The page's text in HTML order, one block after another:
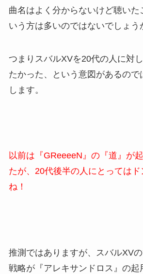
曲名はよく分からないけど聴い
いう方は多いのではないでしょう
つまりスバルXVを20代の人に対
たかった、という意図があるので
します。
以前は『GReeeeN』の『道』が
たが、20代後半の人にとってはド
ね！
推測ではありますが、スバルXV
戦略が『アレキサンドロス』の起